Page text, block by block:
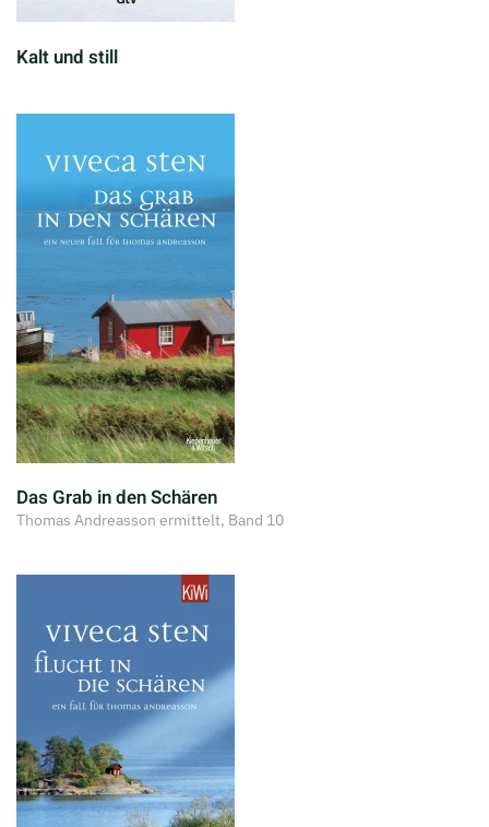
Kalt und still
Das Grab in den Schären
Thomas Andreasson ermittelt, Band 10